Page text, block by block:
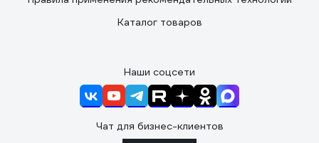
Каталог товаров
Наши соцсети
Чат для бизнес-клиентов